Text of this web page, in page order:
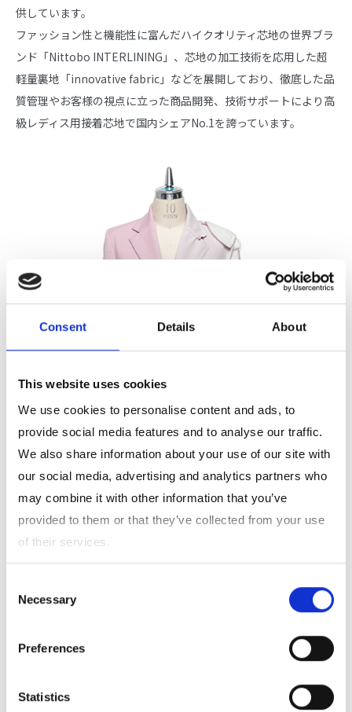
Consent Details About
This website uses cookies
We use cookies to personalise content and ads, to
provide social media features and to analyse our traffic.
We also share information about your use of our site with
our social media, advertising and analytics partners who
may combine it with other information that you’ve
provided to them or that they’ve collected from your use
of their services.
Selection
Necessary
Preferences
Statistics
供しています。
ファッション性と機能性に富んだハイクオリティ芯地の世界ブラ
ンド「Nittobo INTERLINING」、芯地の加工技術を応用した超
軽量裏地「innovative fabric」などを展開しており、徹底した品
質管理やお客様の視点に立った商品開発、技術サポートにより高
級レディス用接着芯地で国内シェアNo.1を誇っています。
日東紡の新しいふきん®
半世紀以上愛されるロングセラー